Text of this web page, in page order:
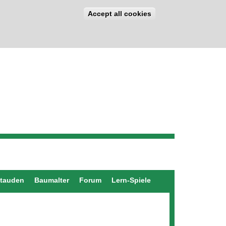
Accept all cookies
Baumalter Forum Lern-Spiele